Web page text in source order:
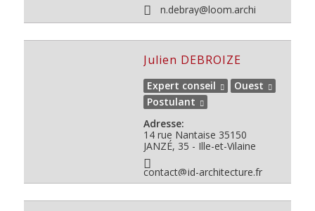
n.debray@loom.archi
Julien DEBROIZE
Expert conseil
Ouest
Postulant
Adresse:
14 rue Nantaise 35150
JANZÉ, 35 - Ille-et-Vilaine
contact@jd-architecture.fr